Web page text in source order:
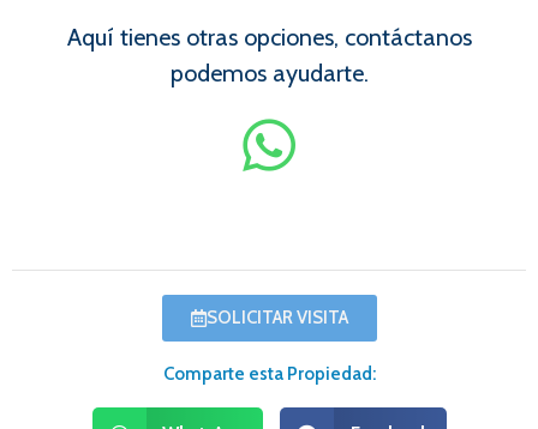
Aquí tienes otras opciones, contáctanos
podemos ayudarte.
SOLICITAR VISITA
Comparte esta Propiedad: